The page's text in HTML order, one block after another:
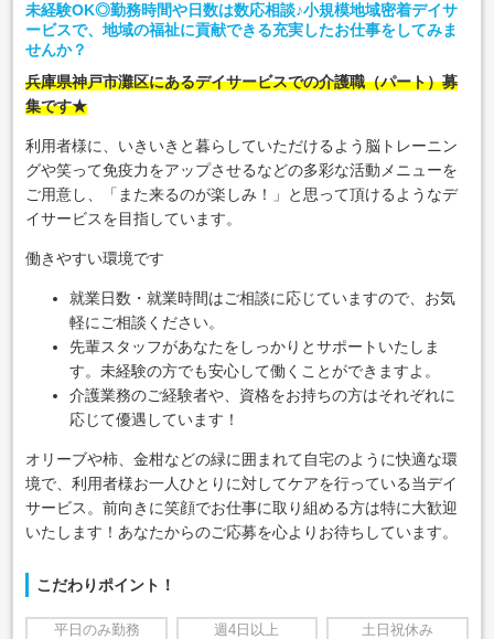
未経験OK◎勤務時間や日数は数応相談♪小規模地域密着デイサ
ービスで、地域の福祉に貢献できる充実したお仕事をしてみま
せんか？
兵庫県神戸市灘区にあるデイサービスでの介護職（パート）募
集です★
利用者様に、いきいきと暮らしていただけるよう脳トレーニン
グや笑って免疫力をアップさせるなどの多彩な活動メニューを
ご用意し、「また来るのが楽しみ！」と思って頂けるようなデ
イサービスを目指しています。
働きやすい環境です
就業日数・就業時間はご相談に応じていますので、お気
軽にご相談ください。
先輩スタッフがあなたをしっかりとサポートいたしま
す。未経験の方でも安心して働くことができますよ。
介護業務のご経験者や、資格をお持ちの方はそれぞれに
応じて優遇しています！
オリーブや柿、金柑などの緑に囲まれて自宅のように快適な環
境で、利用者様お一人ひとりに対してケアを行っている当デイ
サービス。前向きに笑顔でお仕事に取り組める方は特に大歓迎
いたします！あなたからのご応募を心よりお待ちしています。
こだわりポイント！
平日のみ勤務 週4日以上 土日祝休み